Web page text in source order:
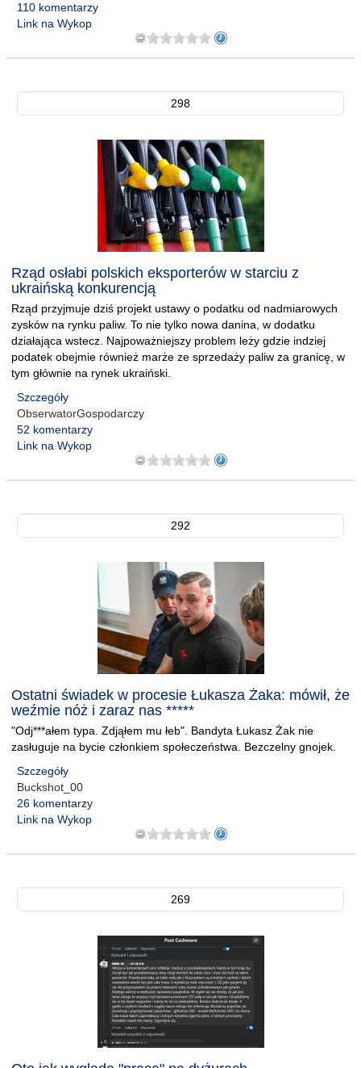
110 komentarzy
Link na Wykop
298
Rząd osłabi polskich eksporterów w starciu z
ukraińską konkurencją
Rząd przyjmuje dziś projekt ustawy o podatku od nadmiarowych
zysków na rynku paliw. To nie tylko nowa danina, w dodatku
działająca wstecz. Najpoważniejszy problem leży gdzie indziej
podatek obejmie również marże ze sprzedaży paliw za granicę, w
tym głównie na rynek ukraiński.
Szczegóły
ObserwatorGospodarczy
52 komentarzy
Link na Wykop
292
Ostatni świadek w procesie Łukasza Żaka: mówił, że
weźmie nóż i zaraz nas *****
"Odj***ałem typa. Zdjąłem mu łeb". Bandyta Łukasz Żak nie
zasługuje na bycie członkiem społeczeństwa. Bezczelny gnojek.
Szczegóły
Buckshot_00
26 komentarzy
Link na Wykop
269